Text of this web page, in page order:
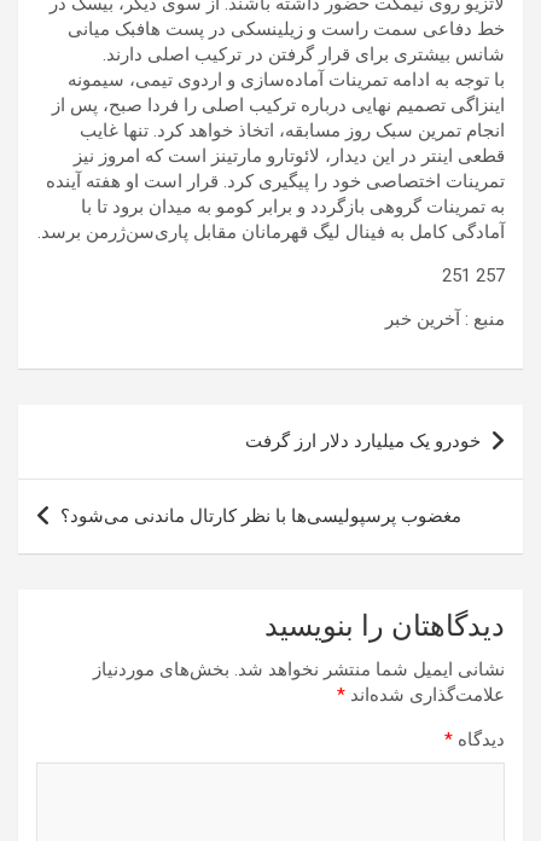
خط دفاعی سمت راست و زیلینسکی در پست هافبک میانی
شانس بیشتری برای قرار گرفتن در ترکیب اصلی دارند.
با توجه به ادامه تمرینات آماده‌سازی و اردوی تیمی، سیمونه
اینزاگی تصمیم نهایی درباره ترکیب اصلی را فردا صبح، پس از
انجام تمرین سبک روز مسابقه، اتخاذ خواهد کرد. تنها غایب
قطعی اینتر در این دیدار، لائوتارو مارتینز است که امروز نیز
تمرینات اختصاصی خود را پیگیری کرد. قرار است او هفته آینده
به تمرینات گروهی بازگردد و برابر کومو به میدان برود تا با
آمادگی کامل به فینال لیگ قهرمانان مقابل پاری‌سن‌ژرمن برسد.
257 251
منبع : آخرین خبر
راهبری
نوشته
خودرو یک میلیارد دلار ارز گرفت
مغضوب پرسپولیسی‌ها با نظر کارتال ماندنی می‌شود؟
دیدگاهتان را بنویسید
نشانی ایمیل شما منتشر نخواهد شد. بخش‌های موردنیاز
علامت‌گذاری شده‌اند *
دیدگاه *